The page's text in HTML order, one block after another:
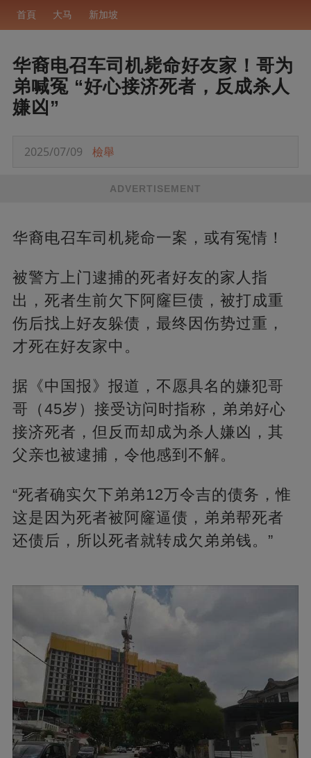
首頁 大马 新加坡
华裔电召车司机毙命好友家！哥为
弟喊冤 “好心接济死者，反成杀人
嫌凶”
2025/07/09 檢舉
ADVERTISEMENT
华裔电召车司机毙命一案，或有冤情！
被警方上门逮捕的死者好友的家人指
出，死者生前欠下阿窿巨债，被打成重
伤后找上好友躲债，最终因伤势过重，
才死在好友家中。
据《中国报》报道，不愿具名的嫌犯哥
哥（45岁）接受访问时指称，弟弟好心
接济死者，但反而却成为杀人嫌凶，其
父亲也被逮捕，令他感到不解。
“死者确实欠下弟弟12万令吉的债务，惟
这是因为死者被阿窿逼债，弟弟帮死者
还债后，所以死者就转成欠弟弟钱。”